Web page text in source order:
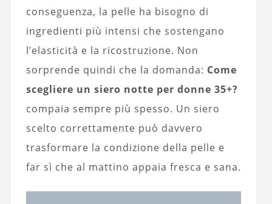
conseguenza, la pelle ha bisogno di
ingredienti più intensi che sostengano
l’elasticità e la ricostruzione. Non
sorprende quindi che la domanda: Come
scegliere un siero notte per donne 35+?
compaia sempre più spesso. Un siero
scelto correttamente può davvero
trasformare la condizione della pelle e
far sì che al mattino appaia fresca e sana.